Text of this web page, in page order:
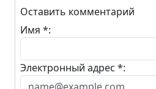
Оставить комментарий
Имя *:
Электронный адрес *: